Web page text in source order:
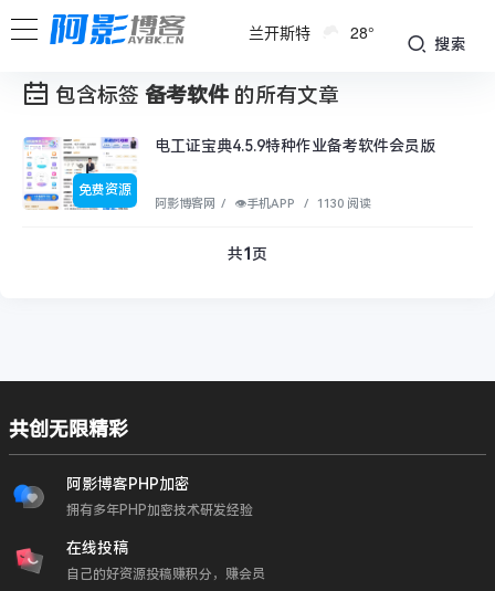
兰开斯特 28°
搜索
包含标签 备考软件 的所有文章
免费资源
电工证宝典4.5.9特种作业备考软件会员版
阿影博客网 / 👁︎手机APP / 1130 阅读
共1 页
共创无限精彩
阿影博客PHP加密
拥有多年PHP加密技术研发经验
在线投稿
自己的好资源投稿赚积分，赚会员